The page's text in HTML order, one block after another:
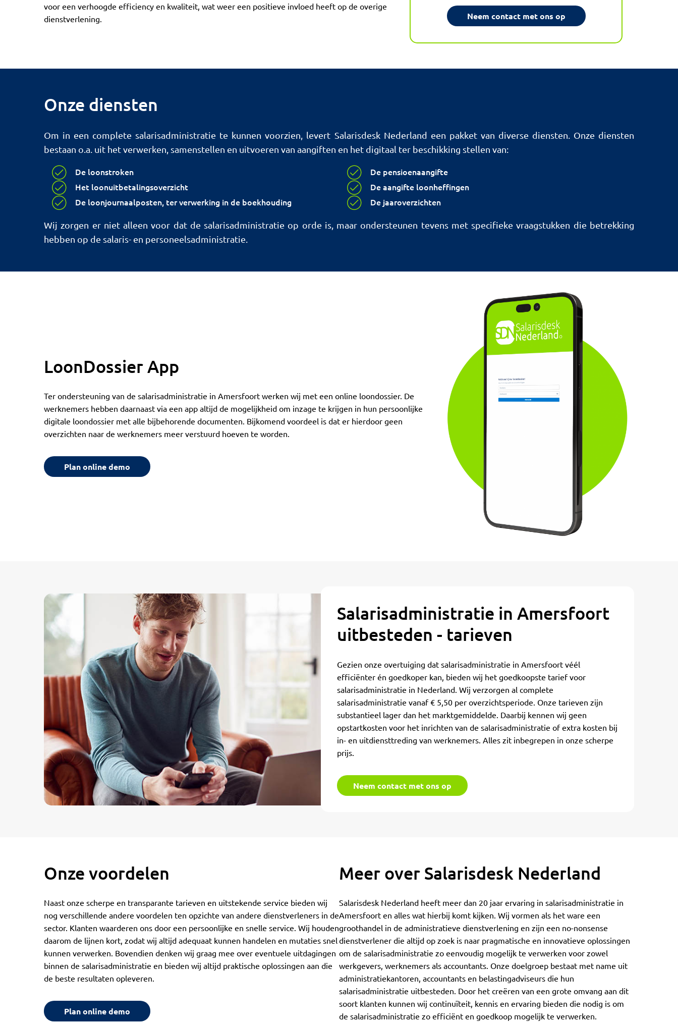
voor een verhoogde efficiency en kwaliteit, wat weer een positieve invloed heeft op de overige
dienstverlening.
Neem contact met ons op
Onze diensten
Om in een complete salarisadministratie te kunnen voorzien, levert Salarisdesk Nederland een pakket van diverse diensten. Onze diensten
bestaan o.a. uit het verwerken, samenstellen en uitvoeren van aangiften en het digitaal ter beschikking stellen van:
De loonstroken
Het loonuitbetalingsoverzicht
De loonjournaalposten, ter verwerking in de boekhouding
De pensioenaangifte
De aangifte loonheffingen
De jaaroverzichten
Wij zorgen er niet alleen voor dat de salarisadministratie op orde is, maar ondersteunen tevens met specifieke vraagstukken die betrekking
hebben op de salaris- en personeelsadministratie.
LoonDossier App
Ter ondersteuning van de salarisadministratie in Amersfoort werken wij met een online loondossier. De
werknemers hebben daarnaast via een app altijd de mogelijkheid om inzage te krijgen in hun persoonlijke
digitale loondossier met alle bijbehorende documenten. Bijkomend voordeel is dat er hierdoor geen
overzichten naar de werknemers meer verstuurd hoeven te worden.
Plan online demo
Salarisadministratie in Amersfoort
uitbesteden - tarieven
Gezien onze overtuiging dat salarisadministratie in Amersfoort véél
efficiënter én goedkoper kan, bieden wij het goedkoopste tarief voor
salarisadministratie in Nederland. Wij verzorgen al complete
salarisadministratie vanaf € 5,50 per overzichtsperiode. Onze tarieven zijn
substantieel lager dan het marktgemiddelde. Daarbij kennen wij geen
opstartkosten voor het inrichten van de salarisadministratie of extra kosten bij
in- en uitdiensttreding van werknemers. Alles zit inbegrepen in onze scherpe
prijs.
Neem contact met ons op
Onze voordelen
Naast onze scherpe en transparante tarieven en uitstekende service bieden wij
nog verschillende andere voordelen ten opzichte van andere dienstverleners in de
sector. Klanten waarderen ons door een persoonlijke en snelle service. Wij houden
daarom de lijnen kort, zodat wij altijd adequaat kunnen handelen en mutaties snel
kunnen verwerken. Bovendien denken wij graag mee over eventuele uitdagingen
binnen de salarisadministratie en bieden wij altijd praktische oplossingen aan die
de beste resultaten opleveren.
Plan online demo
Meer over Salarisdesk Nederland
Salarisdesk Nederland heeft meer dan 20 jaar ervaring in salarisadministratie in
Amersfoort en alles wat hierbij komt kijken. Wij vormen als het ware een
groothandel in de administratieve dienstverlening en zijn een no-nonsense
dienstverlener die altijd op zoek is naar pragmatische en innovatieve oplossingen
om de salarisadministratie zo eenvoudig mogelijk te verwerken voor zowel
werkgevers, werknemers als accountants. Onze doelgroep bestaat met name uit
administratiekantoren, accountants en belastingadviseurs die hun
salarisadministratie uitbesteden. Door het creëren van een grote omvang aan dit
soort klanten kunnen wij continuïteit, kennis en ervaring bieden die nodig is om
de salarisadministratie zo efficiënt en goedkoop mogelijk te verwerken.